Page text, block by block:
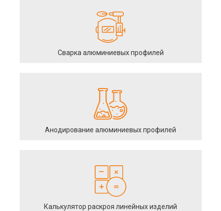
Сварка алюминиевых профилей
Анодирование алюминиевых профилей
Калькулятор раскроя линейных изделий